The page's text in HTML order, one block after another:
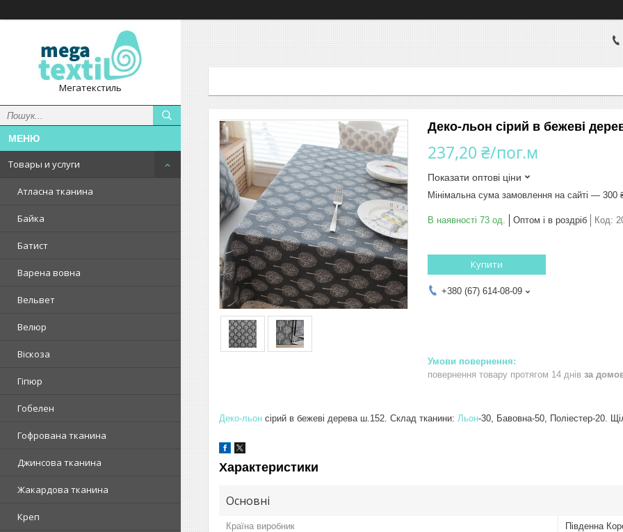
Мегатекстиль
Товары и услуги
Атласна тканина
Байка
Батист
Варена вовна
Вельвет
Велюр
Віскоза
Гіпюр
Гобелен
Гофрована тканина
Джинсова тканина
Жакардова тканина
Креп
Деко-льон сірий в бежеві
237,20 ₴/пог.м
Показати оптові ціни
Мінімальна сума замовлення на сайті — 300
В наявності 73 од. Оптом і в роздріб Код:
Купити
+380 (67) 614-08-09
повернення товару протягом 14 днів за
Деко-льон сірий в бежеві дерева ш.152. Склад тканини: Льон-30, Бавовна-50, Поліестер-20.
Характеристики
Основні
Країна виробник Південна